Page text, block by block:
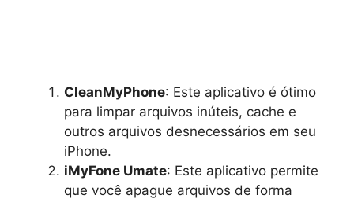
CleanMyPhone: Este aplicativo é ótimo
para limpar arquivos inúteis, cache e
outros arquivos desnecessários em seu
iPhone.
iMyFone Umate: Este aplicativo permite
que você apague arquivos de forma